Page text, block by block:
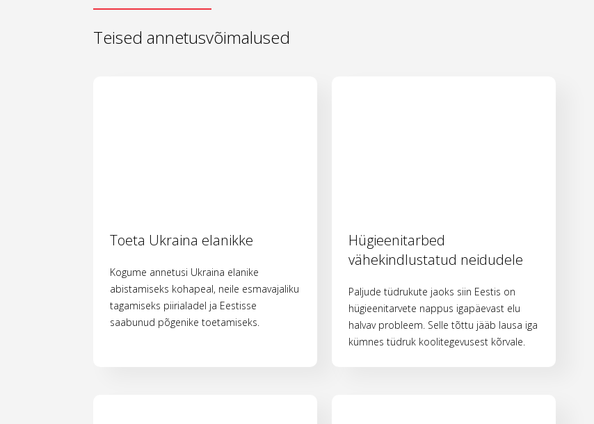
Teised annetusvõimalused
Toeta Ukraina elanikke
Kogume annetusi Ukraina elanike
abistamiseks kohapeal, neile esmavajaliku
tagamiseks piirialadel ja Eestisse
saabunud põgenike toetamiseks.
Hügieenitarbed
vähekindlustatud neidudele
Paljude tüdrukute jaoks siin Eestis on
hügieenitarvete nappus igapäevast elu
halvav probleem. Selle tõttu jääb lausa iga
kümnes tüdruk koolitegevusest kõrvale.